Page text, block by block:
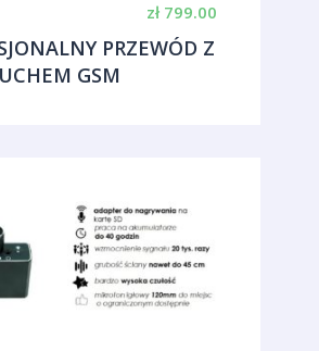
zł 799.00
PRZEWÓD Z
GSM